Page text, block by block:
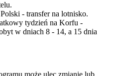
- transfer na lotnisko.
tydzień na Korfu -
w dniach 8 - 14, a 15 dnia
może ulec zmianie lub